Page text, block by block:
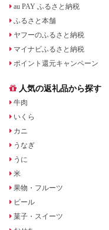
au PAY ふるさと納税
ふるさと本舗
ヤフーのふるさと納税
マイナビふるさと納税
ポイント還元キャンペーン
人気の返礼品から探す
牛肉
いくら
カニ
うなぎ
うに
米
果物・フルーツ
ビール
菓子・スイーツ